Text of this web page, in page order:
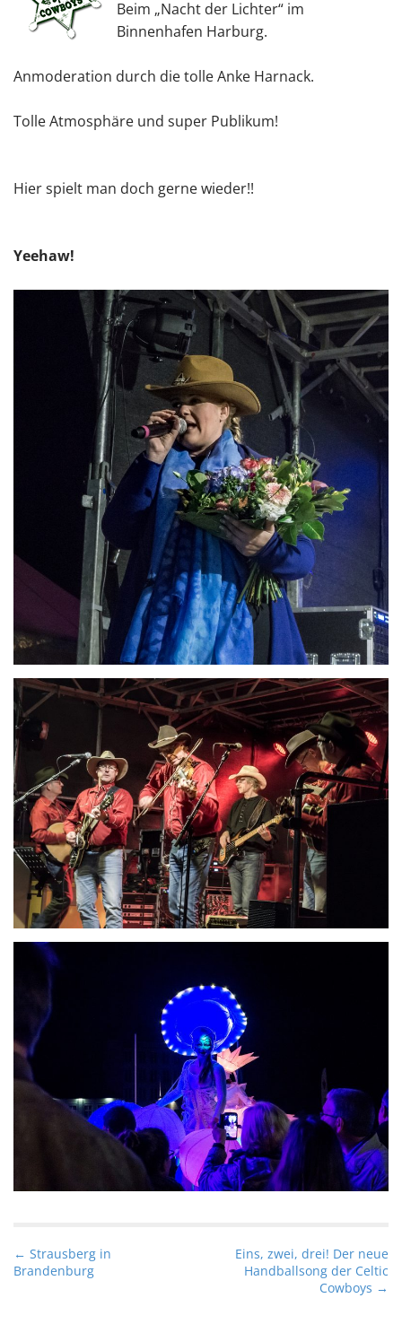
Beim „Nacht der Lichter“ im
Binnenhafen Harburg.
Anmoderation durch die tolle Anke Harnack.
Tolle Atmosphäre und super Publikum!
Hier spielt man doch gerne wieder!!
Yeehaw!
P
o
← Strausberg in
Brandenburg
Eins, zwei, drei! Der neue
Handballsong der Celtic
Cowboys →